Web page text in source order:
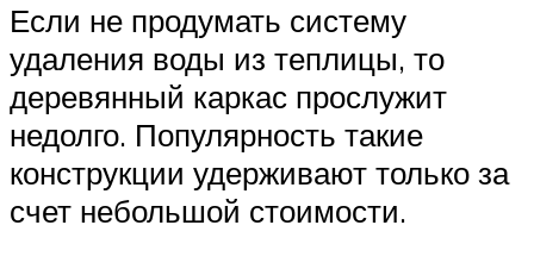
Если не продумать систему
удаления воды из теплицы, то
деревянный каркас прослужит
недолго. Популярность такие
конструкции удерживают только за
счет небольшой стоимости.